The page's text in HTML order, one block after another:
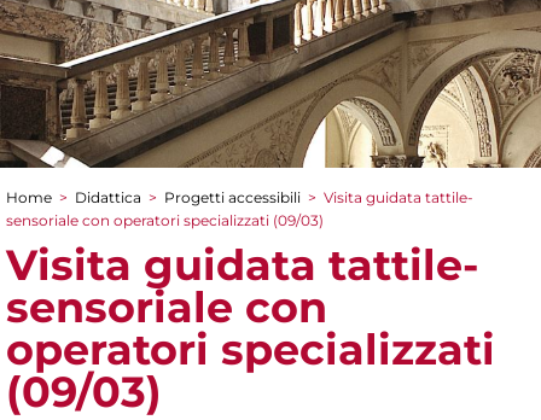
Tu sei qui
Home > Didattica > Progetti accessibili > Visita guidata tattile-
sensoriale con operatori specializzati (09/03)
Visita guidata tattile-
sensoriale con
operatori specializzati
(09/03)